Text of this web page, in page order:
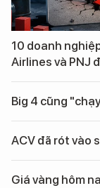
10 doanh
Airlines và PNJ
Big 4 cũng
ACV đã rót vào
Giá vàng hôm